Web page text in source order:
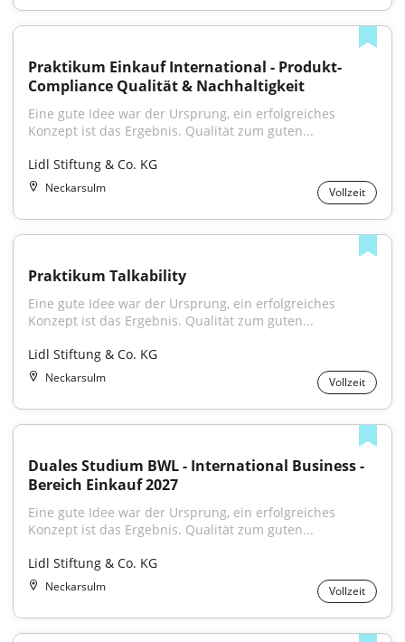
Praktikum Einkauf International - Produkt-
Compliance Qualität & Nachhaltigkeit
Eine gute Idee war der Ursprung, ein erfolgreiches
Konzept ist das Ergebnis. Qualität zum guten...
Lidl Stiftung & Co. KG
Neckarsulm Vollzeit
Praktikum Talkability
Eine gute Idee war der Ursprung, ein erfolgreiches
Konzept ist das Ergebnis. Qualität zum guten...
Lidl Stiftung & Co. KG
Neckarsulm Vollzeit
Duales Studium BWL - International Business -
Bereich Einkauf 2027
Eine gute Idee war der Ursprung, ein erfolgreiches
Konzept ist das Ergebnis. Qualität zum guten...
Lidl Stiftung & Co. KG
Neckarsulm Vollzeit